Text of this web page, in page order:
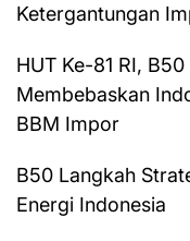
Ketergantungan
HUT Ke-81 RI,
Membebaskan
BBM Impor
B50 Langkah
Energi Indonesia